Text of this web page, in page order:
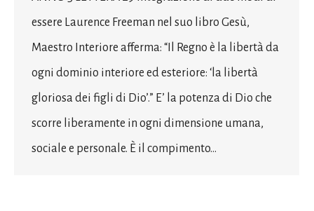
essere Laurence Freeman nel suo libro Gesù,
Maestro Interiore afferma: “Il Regno è la libertà da
ogni dominio interiore ed esteriore: ‘la libertà
gloriosa dei figli di Dio’.” E’ la potenza di Dio che
scorre liberamente in ogni dimensione umana,
sociale e personale. È il compimento…